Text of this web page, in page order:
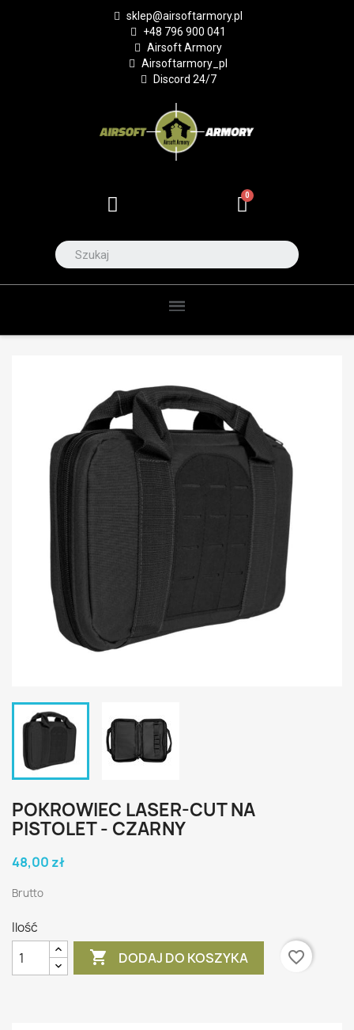
sklep@airsoftarmory.pl
+48 796 900 041
Airsoft Armory
Airsoftarmory_pl
Discord 24/7
POKROWIEC LASER-CUT NA
PISTOLET - CZARNY
48,00 zł
Brutto
Ilość
 DODAJ DO KOSZYKA favorite_border